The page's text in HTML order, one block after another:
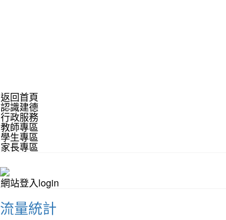
返回首頁
認識建德
行政服務
教師專區
學生專區
家長專區
網站登入login
流量統計